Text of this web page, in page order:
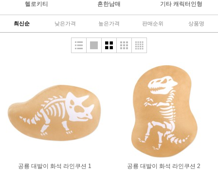
헬로키티 흔한남매 기타 캐릭터인형
최신순 낮은가격 높은가격 판매순위 상품명
공룡 대발이 화석 라인쿠션 1
공룡 대발이 화석 라인쿠션 2